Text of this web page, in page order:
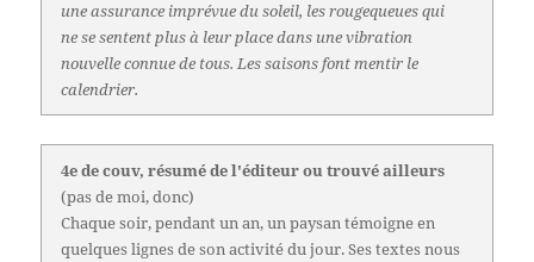
une assurance imprévue du soleil, les rougequeues qui
ne se sentent plus à leur place dans une vibration
nouvelle connue de tous. Les saisons font mentir le
calendrier.
4e de couv, résumé de l'éditeur ou trouvé ailleurs
(pas de moi, donc)
Chaque soir, pendant un an, un paysan témoigne en
quelques lignes de son activité du jour. Ses textes nous